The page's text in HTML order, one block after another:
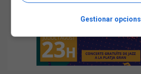
Gestionar opcions